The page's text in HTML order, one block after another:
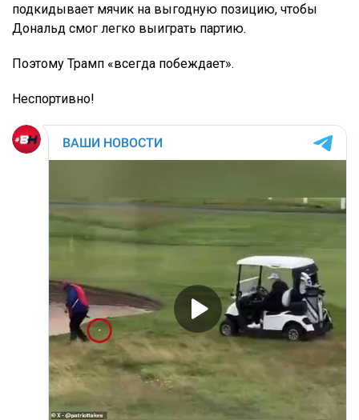
подкидывает мячик на выгодную позицию, чтобы
Дональд смог легко выиграть партию.
Поэтому Трамп «всегда побеждает».
Неспортивно!